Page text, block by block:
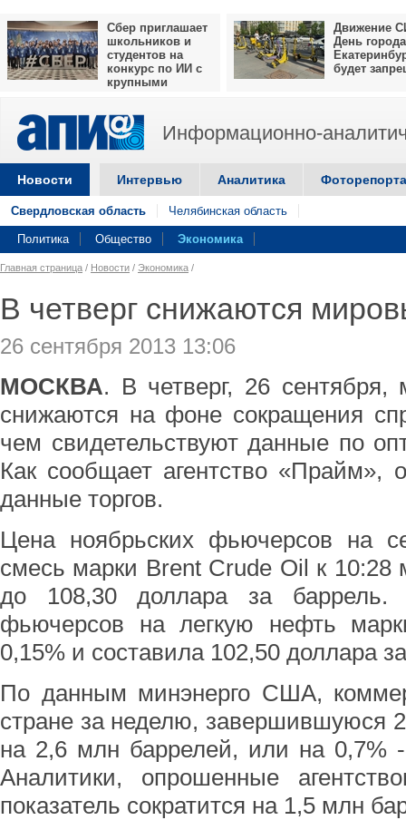
Сбер приглашает
школьников и
студентов на
конкурс по ИИ с
крупными
Движение
День города
будет
Информационно-
Новости Интервью Аналитика
Свердловская область Челябинская область
Политика Общество Экономика
Главная страница / Новости / Экономика /
В четверг снижаются
26 сентября 2013 13:06
МОСКВА. В четверг, 26
снижаются на фоне сокращения
чем свидетельствуют данные по
Как сообщает агентство «Прайм»,
данные торгов.
Цена ноябрьских фьючерсов на
смесь марки Brent Crude Oil к 10:28
до 108,30 доллара за баррель.
фьючерсов на легкую нефть
0,15% и составила 102,50 доллара
По данным минэнерго США,
стране за неделю, завершившуюся
на 2,6 млн баррелей, или на 0,7%
Аналитики, опрошенные
показатель сократится на 1,5 млн